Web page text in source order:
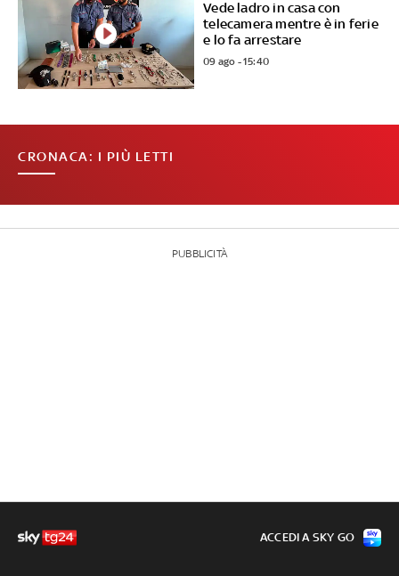
Vede ladro in casa con
telecamera mentre è in ferie
e lo fa arrestare
09 ago - 15:40
CRONACA: I PIÙ LETTI
PUBBLICITÀ
ACCEDI A SKY GO